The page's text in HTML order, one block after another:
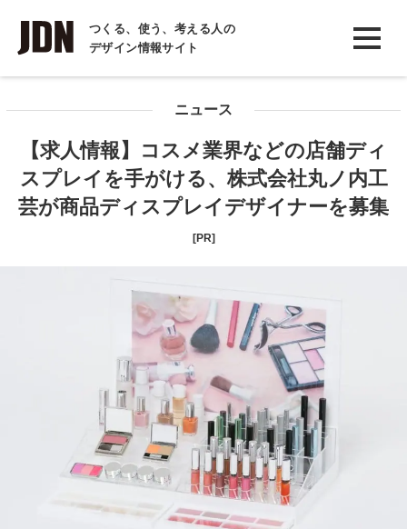
つくる、使う、考える人の
デザイン情報サイト
INTERVIEW
インタビュー
COLUMN
コラム
ニュース
【求人情報】コスメ業界などの店舗ディ
スプレイを手がける、株式会社丸ノ内工
芸が商品ディスプレイデザイナーを募集
[PR]